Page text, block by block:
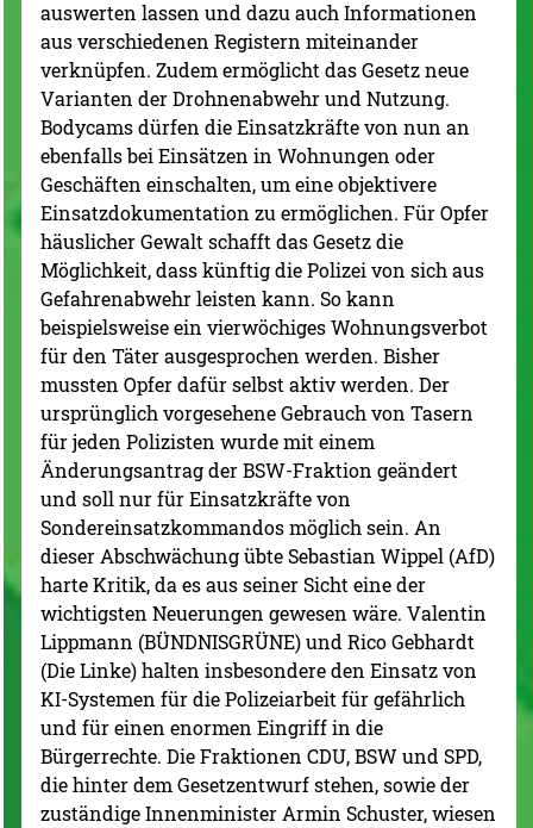
auswerten lassen und dazu auch Informationen
aus verschiedenen Registern miteinander
verknüpfen. Zudem ermöglicht das Gesetz neue
Varianten der Drohnenabwehr und Nutzung.
Bodycams dürfen die Einsatzkräfte von nun an
ebenfalls bei Einsätzen in Wohnungen oder
Geschäften einschalten, um eine objektivere
Einsatzdokumentation zu ermöglichen. Für Opfer
häuslicher Gewalt schafft das Gesetz die
Möglichkeit, dass künftig die Polizei von sich aus
Gefahrenabwehr leisten kann. So kann
beispielsweise ein vierwöchiges Wohnungsverbot
für den Täter ausgesprochen werden. Bisher
mussten Opfer dafür selbst aktiv werden. Der
ursprünglich vorgesehene Gebrauch von Tasern
für jeden Polizisten wurde mit einem
Änderungsantrag der BSW-Fraktion geändert
und soll nur für Einsatzkräfte von
Sondereinsatzkommandos möglich sein. An
dieser Abschwächung übte Sebastian Wippel (AfD)
harte Kritik, da es aus seiner Sicht eine der
wichtigsten Neuerungen gewesen wäre. Valentin
Lippmann (BÜNDNISGRÜNE) und Rico Gebhardt
(Die Linke) halten insbesondere den Einsatz von
KI-Systemen für die Polizeiarbeit für gefährlich
und für einen enormen Eingriff in die
Bürgerrechte. Die Fraktionen CDU, BSW und SPD,
die hinter dem Gesetzentwurf stehen, sowie der
zuständige Innenminister Armin Schuster, wiesen